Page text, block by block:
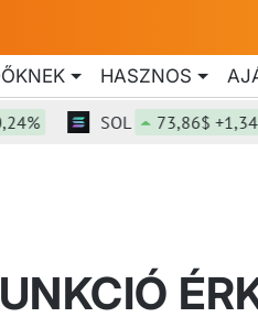
HASZNOS
SOL 73,86$ +1,34%